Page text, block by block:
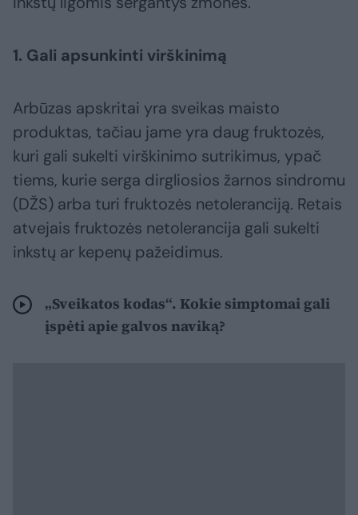
1. Gali apsunkinti virškinimą
Arbūzas apskritai yra sveikas maisto
produktas, tačiau jame yra daug fruktozės,
kuri gali sukelti virškinimo sutrikimus, ypač
tiems, kurie serga dirgliosios žarnos sindromu
(DŽS) arba turi fruktozės netoleranciją. Retais
atvejais fruktozės netolerancija gali sukelti
inkstų ar kepenų pažeidimus.
„Sveikatos kodas“. Kokie simptomai gali
įspėti apie galvos naviką?